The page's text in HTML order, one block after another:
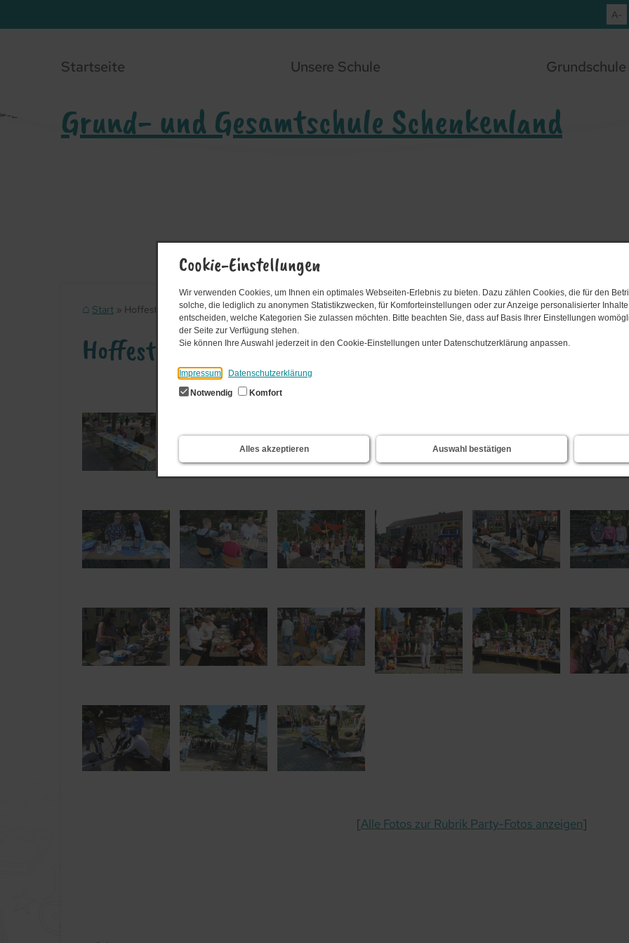
Cookie-Einstellungen
Wir verwenden Cookies, um Ihnen ein optimales Webseiten-Erlebnis zu bieten. Dazu zählen Cookies, die für den
solche, die lediglich zu anonymen Statistikzwecken, für Komforteinstellungen oder zur Anzeige personalisierter
entscheiden, welche Kategorien Sie zulassen möchten. Bitte beachten Sie, dass auf Basis Ihrer Einstellungen
der Seite zur Verfügung stehen.
Sie können Ihre Auswahl jederzeit in den Cookie-Einstellungen unter Datenschutzerklärung anpassen.
Impressum
Datenschutzerklärung
Notwendig
Komfort
Alles akzeptieren Auswahl bestätigen
A-
Startseite Unsere Schule Grundschule
Grund- und Gesamtschule Schenkenland
Start Hoffest 2017
Hoffest 2017 (15.​07.​2017)
[Alle Fotos zur Rubrik Party-Fotos anzeigen]